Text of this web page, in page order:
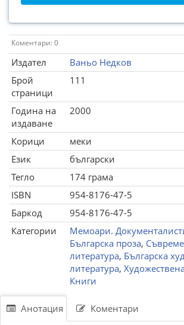
Коментари: 0
Издател
Ваньо Недков
Брой
страници
111
Година на
издаване
2000
Корици
меки
Език
български
Тегло
174 грама
ISBN
954-8176-47-5
Баркод
954-8176-47-5
Категории
Мемоари.
Българска проза,
литература, Българска
литература,
Книги
Анотация Коментари